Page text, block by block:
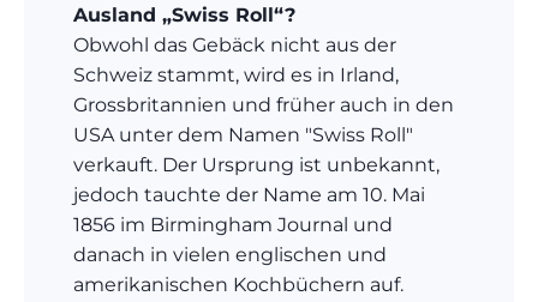
Ausland „Swiss Roll“?
Obwohl das Gebäck nicht aus der
Schweiz stammt, wird es in Irland,
Grossbritannien und früher auch in den
USA unter dem Namen "Swiss Roll"
verkauft. Der Ursprung ist unbekannt,
jedoch tauchte der Name am 10. Mai
1856 im Birmingham Journal und
danach in vielen englischen und
amerikanischen Kochbüchern auf.